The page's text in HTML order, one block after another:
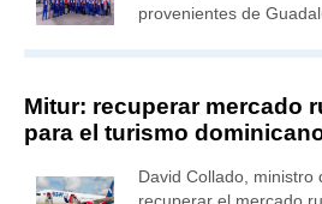
provenientes de
Mitur: recuperar mercado
para el turismo
David Collado, ministro